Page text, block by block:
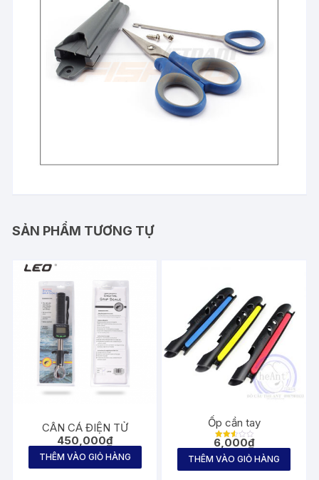
SẢN PHẨM TƯƠNG TỰ
CÂN CÁ ĐIỆN TỬ
450,000₫
THÊM VÀO GIỎ HÀNG
Ốp cần tay
Được
hạng
5
6,000₫
THÊM VÀO GIỎ HÀNG